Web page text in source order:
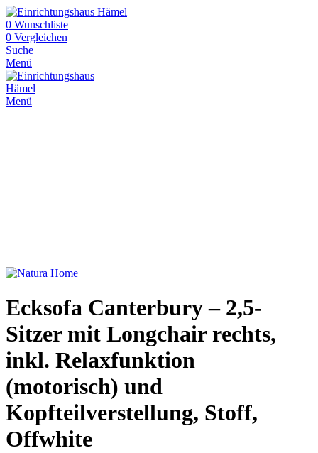
0 Wunschliste
0 Vergleichen
Suche
Menü
Menü
Ecksofa Canterbury – 2,5-
Sitzer mit Longchair rechts,
inkl. Relaxfunktion
(motorisch) und
Kopfteilverstellung, Stoff,
Offwhite